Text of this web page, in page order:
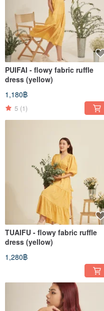
PUIFAI - flowy fabric ruffle
dress (yellow)
1,180฿
5 (1)
TUAIFU - flowy fabric ruffle
dress (yellow)
1,280฿